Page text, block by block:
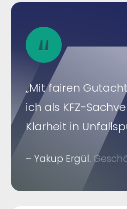
„Mit fairen
ich als KFZ-
Klarheit in
– Yakup Ergül.